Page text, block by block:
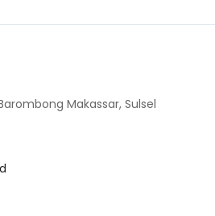
Makassar, Sulsel